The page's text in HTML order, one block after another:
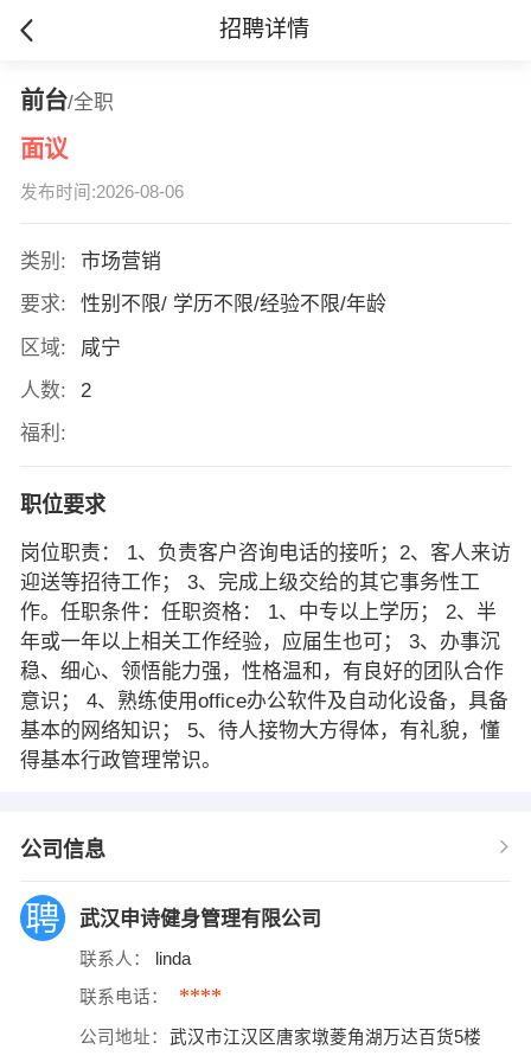
招聘详情
前台/全职
面议
发布时间:2026-08-06
类别:
市场营销
要求:
性别不限/ 学历不限/经验不限/年龄
区域:
咸宁
人数:
2
福利:
职位要求
岗位职责： 1、负责客户咨询电话的接听；2、客人来访
迎送等招待工作； 3、完成上级交给的其它事务性工
作。任职条件：任职资格： 1、中专以上学历； 2、半
年或一年以上相关工作经验，应届生也可； 3、办事沉
稳、细心、领悟能力强，性格温和，有良好的团队合作
意识； 4、熟练使用office办公软件及自动化设备，具备
基本的网络知识； 5、待人接物大方得体，有礼貌，懂
得基本行政管理常识。
公司信息
武汉申诗健身管理有限公司
联系人： linda
联系电话： ****
公司地址： 武汉市江汉区唐家墩菱角湖万达百货5楼